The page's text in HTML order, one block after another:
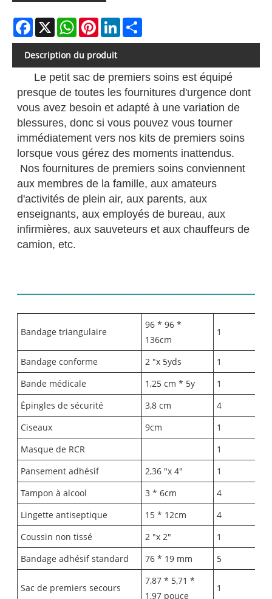
Facebook
X WhatsAppPinterestLinkedIn
Description du produit
Le petit sac de premiers soins est équipé
presque de toutes les fournitures d'urgence dont
vous avez besoin et adapté à une variation de
blessures, donc si vous pouvez vous tourner
immédiatement vers nos kits de premiers soins
lorsque vous gérez des moments inattendus.
Nos fournitures de premiers soins conviennent
aux membres de la famille, aux amateurs
d'activités de plein air, aux parents, aux
enseignants, aux employés de bureau, aux
infirmières, aux sauveteurs et aux chauffeurs de
camion, etc.
Bandage triangulaire
96 * 96 *
136cm
1
Bandage conforme 2 "x 5yds
1
Bande médicale
1,25 cm * 5y
1
Épingles de sécurité
3,8 cm
4
Ciseaux
9cm
1
Masque de RCR
1
Pansement adhésif
2,36 "x 4"
1
Tampon à alcool
3 * 6cm
4
Lingette antiseptique
15 * 12cm
4
Coussin non tissé
2 "x 2"
1
Bandage adhésif standard
76 * 19 mm 5
Sac de premiers secours
7,87 * 5,71 *
1,97 pouce
1